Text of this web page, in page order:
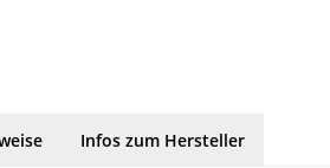
Infos zum Hersteller